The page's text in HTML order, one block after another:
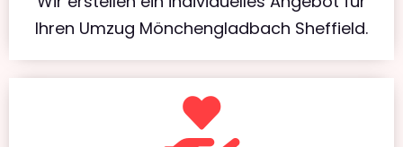
Ihren Umzug Mönchengladbach Sheffield.